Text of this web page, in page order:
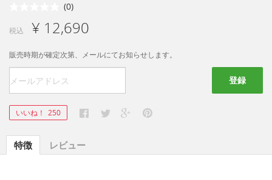
(0)
税込 ¥ 12,690
販売時期が確定次第、メールにてお知らせします。
登録
いいね！ 250
特徴 レビュー